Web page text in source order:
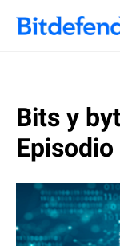
Bits y
Episodio